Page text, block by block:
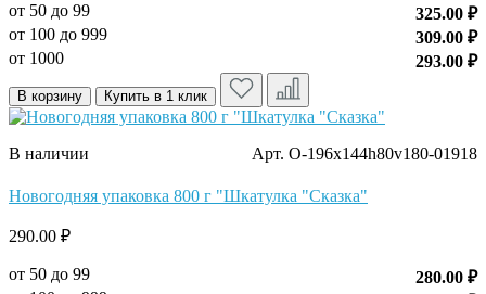
от 50 до 99
325.00 ₽
от 100 до 999
309.00 ₽
от 1000
293.00 ₽
В корзину Купить в 1 клик
В наличии Арт. O-196x144h80v180-01918
Новогодняя упаковка 800 г "Шкатулка "Сказка"
290.00 ₽
от 50 до 99
280.00 ₽